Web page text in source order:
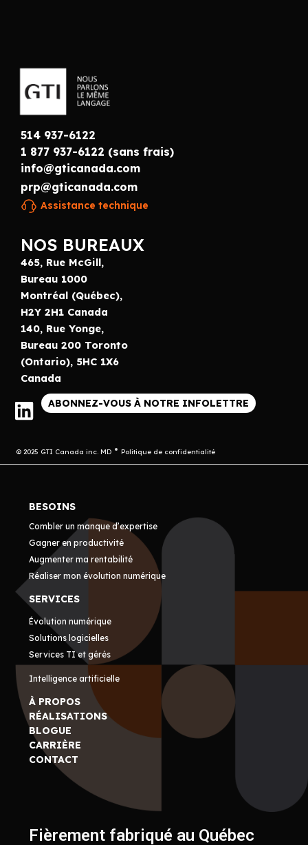
514 937-6122
1 877 937-6122 (sans frais)
info@gticanada.com
prp@gticanada.com
Assistance technique
NOS BUREAUX
465, Rue McGill,
Bureau 1000
Montréal (Québec),
H2Y 2H1 Canada
140, Rue Yonge,
Bureau 200 Toronto
(Ontario), 5HC 1X6
Canada
ABONNEZ-VOUS À NOTRE INFOLETTRE
© 2025 GTI Canada inc. MD Politique de confidentialité
BESOINS
Combler un manque d’expertise
Gagner en productivité
Augmenter ma rentabilité
Réaliser mon évolution numérique
SERVICES
Évolution numérique
Solutions logicielles
Services TI et gérés
Intelligence artificielle
À PROPOS
RÉALISATIONS
BLOGUE
CARRIÈRE
CONTACT
Fièrement fabriqué au Québec